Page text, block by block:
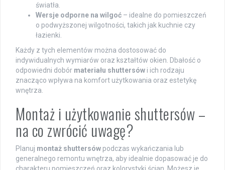
światła.
Wersje odporne na wilgoć – idealne do pomieszczeń
o podwyższonej wilgotności, takich jak kuchnie czy
łazienki.
Każdy z tych elementów można dostosować do
indywidualnych wymiarów oraz kształtów okien. Dbałość o
odpowiedni dobór materiału shuttersów i ich rodzaju
znacząco wpływa na komfort użytkowania oraz estetykę
wnętrza.
Montaż i użytkowanie shuttersów –
na co zwrócić uwagę?
Planuj montaż shuttersów podczas wykańczania lub
generalnego remontu wnętrza, aby idealnie dopasować je do
charakteru pomieszczeń oraz kolorystyki ścian. Możesz je